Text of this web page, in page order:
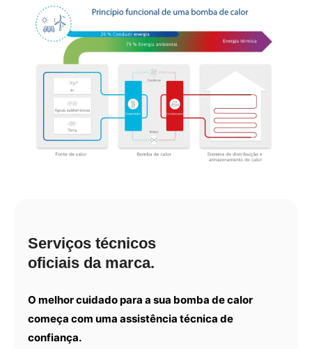
Serviços técnicos
oficiais da marca.
O melhor cuidado para a sua bomba de calor
começa com uma assistência técnica de
confiança.